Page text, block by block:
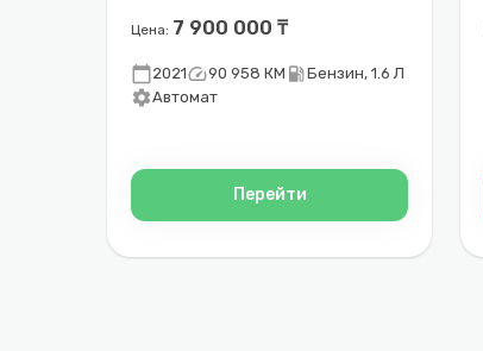
Цена: 7 900 000 ₸
calendar_today2021speed90 958 КМ local_gas_stationБензин, 1.6 Л
settingsАвтомат
Перейти